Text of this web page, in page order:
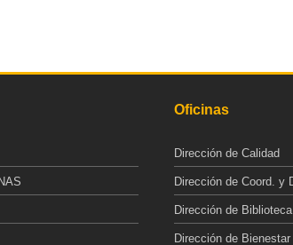
Oficinas
Dirección de Calidad
Dirección de Coord. y
Dirección de Biblioteca
Dirección de